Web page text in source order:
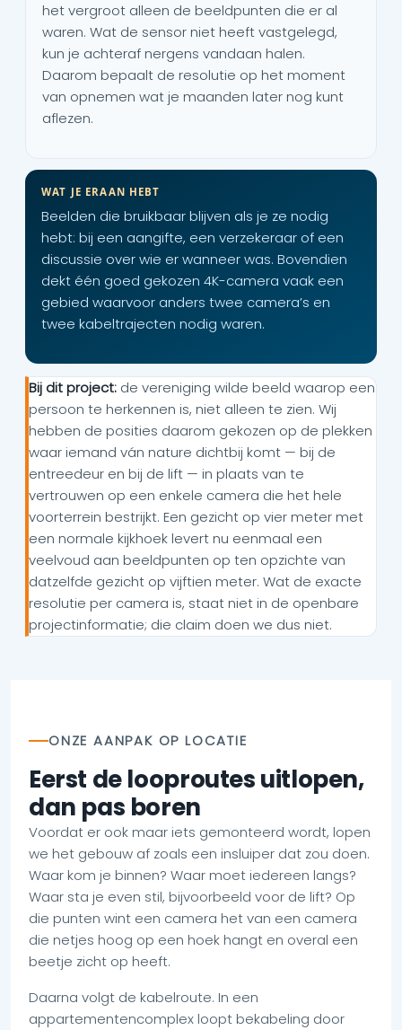
het vergroot alleen de beeldpunten die er al
waren. Wat de sensor niet heeft vastgelegd,
kun je achteraf nergens vandaan halen.
Daarom bepaalt de resolutie op het moment
van opnemen wat je maanden later nog kunt
aflezen.
WAT JE ERAAN HEBT
Beelden die bruikbaar blijven als je ze nodig
hebt: bij een aangifte, een verzekeraar of een
discussie over wie er wanneer was. Bovendien
dekt één goed gekozen 4K-camera vaak een
gebied waarvoor anders twee camera’s en
twee kabeltrajecten nodig waren.
Bij dit project: de vereniging wilde beeld waarop een
persoon te herkennen is, niet alleen te zien. Wij
hebben de posities daarom gekozen op de plekken
waar iemand ván nature dichtbij komt — bij de
entreedeur en bij de lift — in plaats van te
vertrouwen op een enkele camera die het hele
voorterrein bestrijkt. Een gezicht op vier meter met
een normale kijkhoek levert nu eenmaal een
veelvoud aan beeldpunten op ten opzichte van
datzelfde gezicht op vijftien meter. Wat de exacte
resolutie per camera is, staat niet in de openbare
projectinformatie; die claim doen we dus niet.
ONZE AANPAK OP LOCATIE
Eerst de looproutes uitlopen,
dan pas boren
Voordat er ook maar iets gemonteerd wordt, lopen
we het gebouw af zoals een insluiper dat zou doen.
Waar kom je binnen? Waar moet iedereen langs?
Waar sta je even stil, bijvoorbeeld voor de lift? Op
die punten wint een camera het van een camera
die netjes hoog op een hoek hangt en overal een
beetje zicht op heeft.
Daarna volgt de kabelroute. In een
appartementencomplex loopt bekabeling door